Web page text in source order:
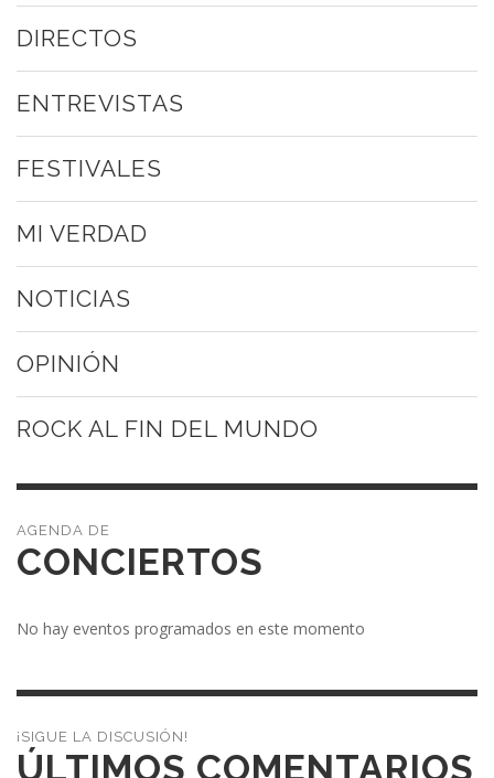
DIRECTOS
ENTREVISTAS
FESTIVALES
MI VERDAD
NOTICIAS
OPINIÓN
ROCK AL FIN DEL MUNDO
CONCIERTOS
No hay eventos programados en este momento
¡SIGUE LA DISCUSIÓN!
ÚLTIMOS COMENTARIOS